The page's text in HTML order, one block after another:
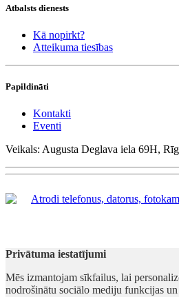
Atbalsts dienests
Kā nopirkt?
Atteikuma tiesības
Papildināti
Kontakti
Eventi
Veikals: Augusta Deglava iela 69H,
Privātuma iestatījumi
Mēs izmantojam sīkfailus, lai
nodrošinātu sociālo mediju funkcijas